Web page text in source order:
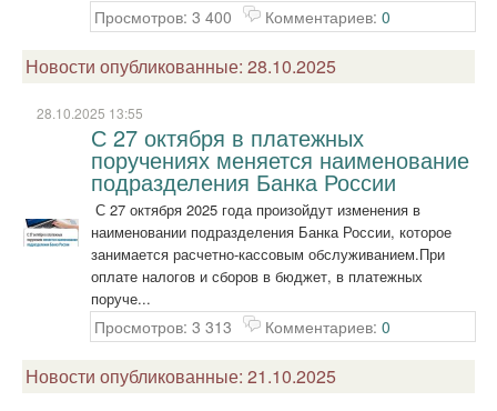
Просмотров: 3 400 Комментариев: 0
Новости опубликованные: 28.10.2025
28.10.2025 13:55
С 27 октября в платежных
поручениях меняется наименование
подразделения Банка России
С 27 октября 2025 года произойдут изменения в
наименовании подразделения Банка России, которое
занимается расчетно-кассовым обслуживанием.При
оплате налогов и сборов в бюджет, в платежных
поруче...
Просмотров: 3 313 Комментариев: 0
Новости опубликованные: 21.10.2025